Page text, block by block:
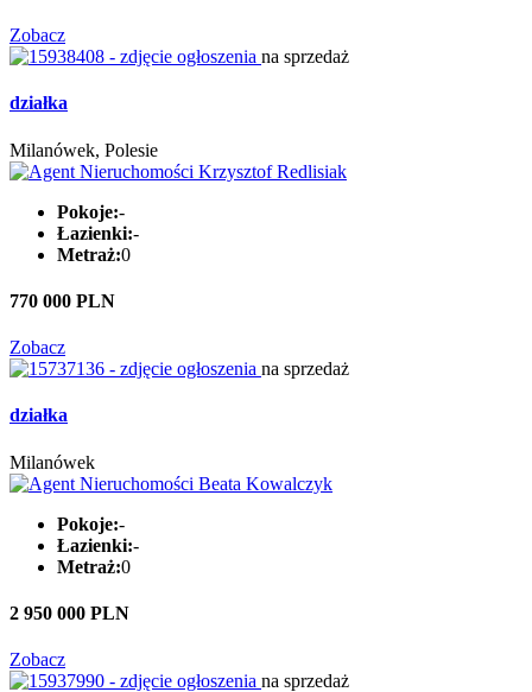
Zobacz
na sprzedaż
działka
Milanówek, Polesie
Pokoje:-
Łazienki:-
Metraż:0
770 000 PLN
Zobacz
na sprzedaż
działka
Milanówek
Pokoje:-
Łazienki:-
Metraż:0
2 950 000 PLN
Zobacz
na sprzedaż